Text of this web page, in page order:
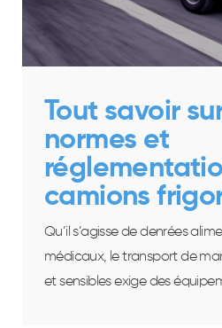
Tout savoir
normes et
camions
Qu’il s’agisse de denrées
médicaux, le transport de
et sensibles exige des